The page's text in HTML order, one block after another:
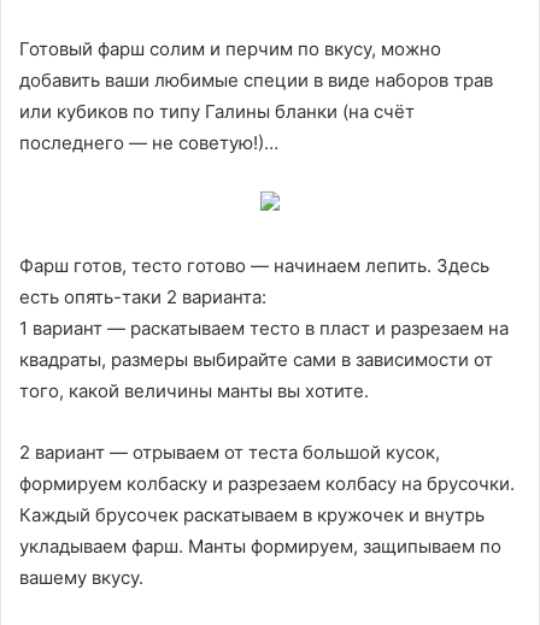
Готовый фарш солим и перчим по вкусу, можно
добавить ваши любимые специи в виде наборов трав
или кубиков по типу Галины бланки (на счёт
последнего — не советую!)…
Фарш готов, тесто готово — начинаем лепить. Здесь
есть опять-таки 2 варианта:
1 вариант — раскатываем тесто в пласт и разрезаем на
квадраты, размеры выбирайте сами в зависимости от
того, какой величины манты вы хотите.
2 вариант — отрываем от теста большой кусок,
формируем колбаску и разрезаем колбасу на брусочки.
Каждый брусочек раскатываем в кружочек и внутрь
укладываем фарш. Манты формируем, защипываем по
вашему вкусу.